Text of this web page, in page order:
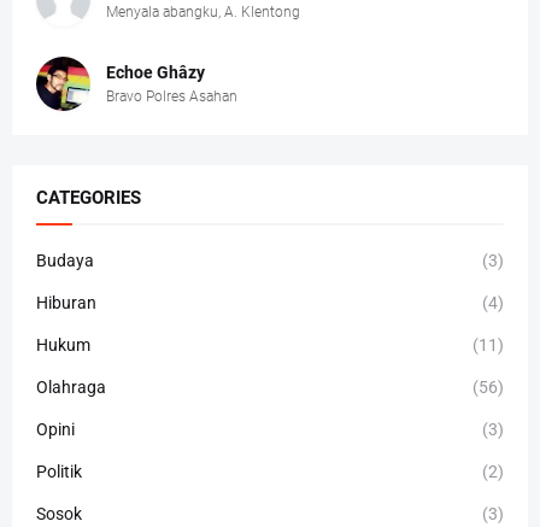
Menyala abangku, A. Klentong
Echoe Ghâzy
Bravo Polres Asahan
CATEGORIES
Budaya (3)
Hiburan (4)
Hukum (11)
Olahraga (56)
Opini (3)
Politik (2)
Sosok (3)